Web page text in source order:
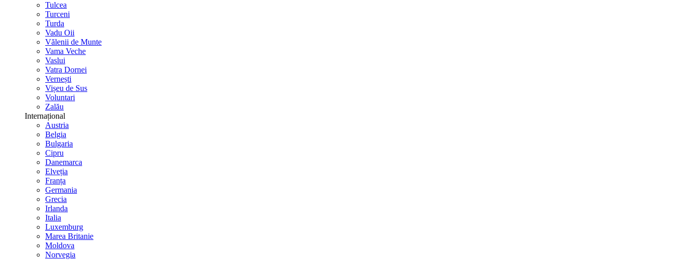
Tulcea
Turceni
Turda
Vadu Oii
Vălenii de Munte
Vama Veche
Vaslui
Vatra Dornei
Vernești
Vișeu de Sus
Voluntari
Zalău
Internațional
Austria
Belgia
Bulgaria
Cipru
Danemarca
Elveția
Franța
Germania
Grecia
Irlanda
Italia
Luxemburg
Marea Britanie
Moldova
Norvegia